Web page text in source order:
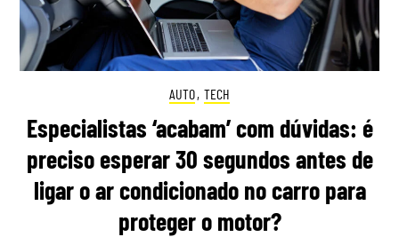
AUTO, TECH
Especialistas ‘acabam’ com dúvidas: é
preciso esperar 30 segundos antes de
ligar o ar condicionado no carro para
proteger o motor?